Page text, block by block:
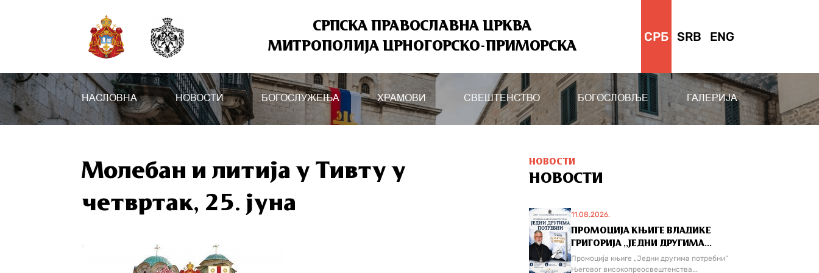
СРПСКА ПРАВОСЛАВНА ЦРКВА
МИТРОПОЛИЈА ЦРНОГОРСКО-ПРИМОРСКА
СРБ SRB ENG
НАСЛОВНА НОВОСТИ БОГОСЛУЖЕЊА ХРАМОВИ СВЕШТЕНСТВО БОГОСЛОВЉЕ ГАЛЕРИЈА
Молебан и литија у Тивту у
четвртак, 25. јуна
НОВОСТИ
НОВОСТИ
11.08.2026.
ПРОМОЦИЈА КЊИГЕ ВЛАДИКЕ
ГРИГОРИЈА ,,ЈЕДНИ ДРУГИМА...
Промоција књиге „Једни другима потребни“
Његовог високопреосвештенства...